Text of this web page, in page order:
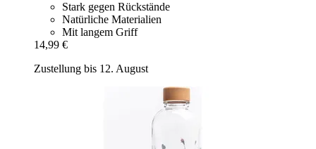
Stark gegen Rückstände
Natürliche Materialien
Mit langem Griff
14,99 €
Zustellung bis 12. August